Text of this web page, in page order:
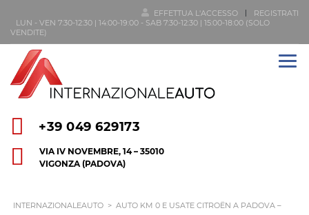
EFFETTUA L'ACCESSO
REGISTRATI
LUN - VEN 7:30-12:30 | 14:00-19:00 - SAB 7:30-12:30 | 15:00-18:00 (SOLO
VENDITE)
+39 049 629173
VIA IV NOVEMBRE, 14 – 35010
VIGONZA (PADOVA)
INTERNAZIONALEAUTO > AUTO KM 0 E USATE CITROËN A PADOVA –